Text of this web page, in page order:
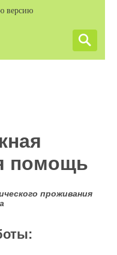
версию
помощь
проживания